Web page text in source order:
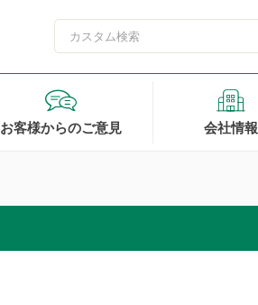
お客様からのご意見 会社情報